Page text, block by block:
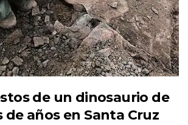
de un dinosaurio de
de años en Santa Cruz